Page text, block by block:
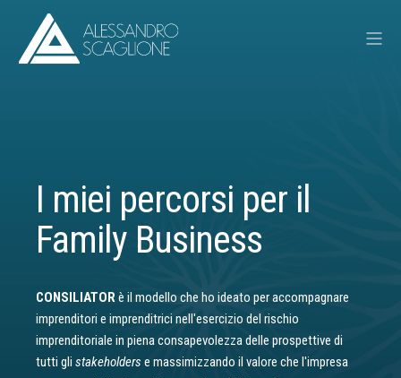
I miei percorsi per il
Family Business
CONSILIATORè il modello che ho ideato per accompagnare
imprenditori e imprenditrici nell'esercizio del rischio
imprenditoriale in piena consapevolezza delle prospettive di
tutti gli stakeholders e massimizzando il valore che l'impresa